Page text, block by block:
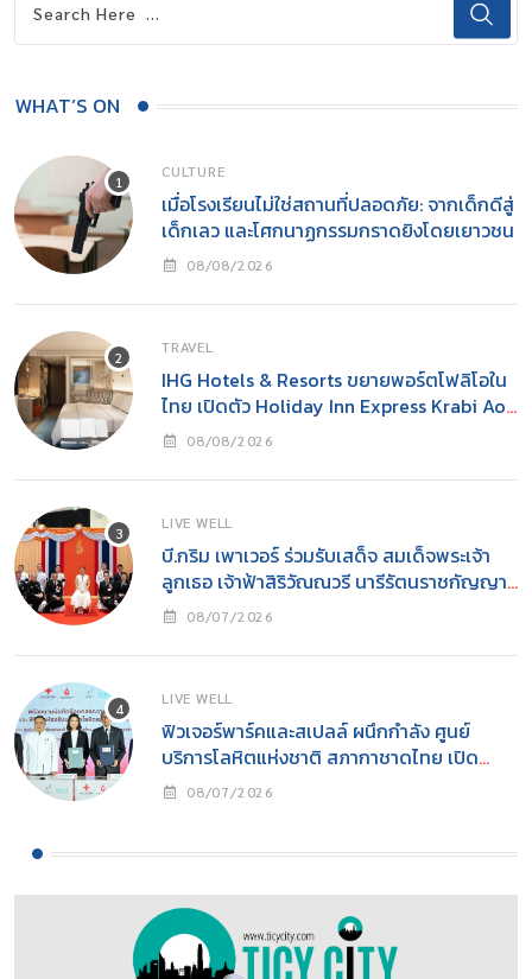
WHAT’S ON
CULTURE
เมื่อโรงเรียนไม่ใช่สถานที่ปลอดภัย: จากเด็กดีสู่
เด็กเลว และโศกนาฏกรรมกราดยิงโดยเยาวชน
08/08/2026
TRAVEL
IHG Hotels & Resorts ขยายพอร์ตโฟลิโอใน
ไทย เปิดตัว Holiday Inn Express Krabi Ao
Nang08/08/2026
LIVE WELL
บี.กริม เพาเวอร์ ร่วมรับเสด็จ สมเด็จพระเจ้า
ลูกเธอ เจ้าฟ้าสิริวัณณวรี นารีรัตนราชกัญญา
ในงาน “YOUNG รักษ์ทะเล SEA THE
การอนุรักษ์ทรัพยากรทางทะเลอย่างยั่งยืน
08/07/2026
LIVE WELL
ฟิวเจอร์พาร์คและสเปลล์ ผนึกกำลัง ศูนย์
บริการโลหิตแห่งชาติ สภากาชาดไทย เปิด
“ห้องรับบริจาคโลหิตประจำที่ (Fixed Station)”
แห่งการให้
08/07/2026